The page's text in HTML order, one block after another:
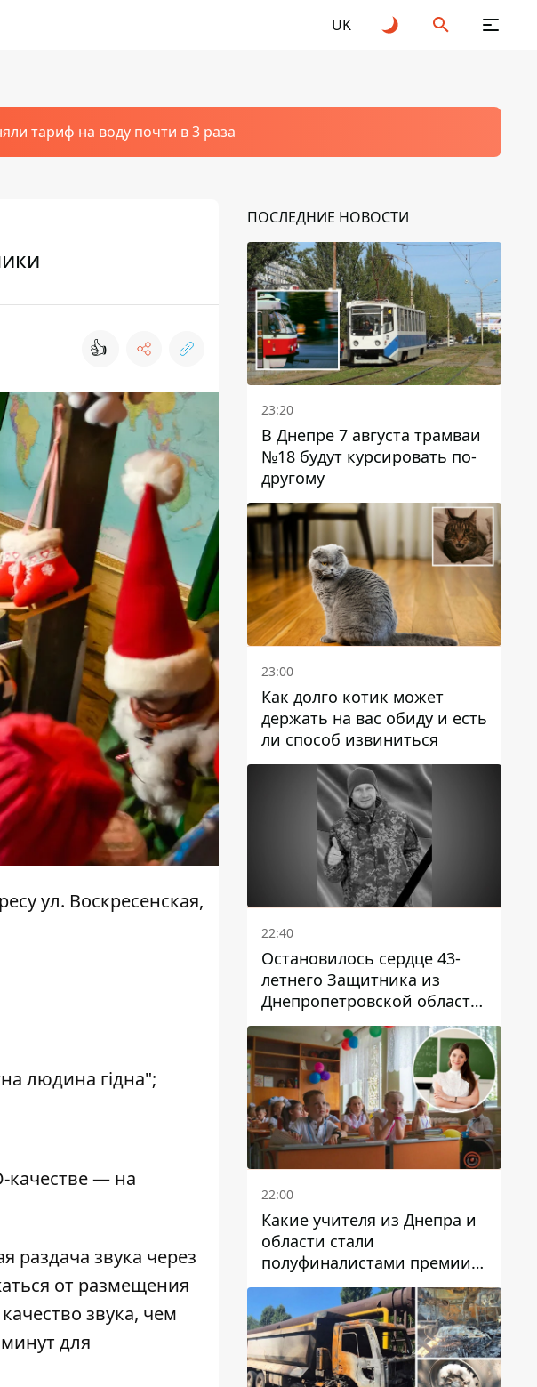
UK
тариф на воду почти в 3 раза
👍
ул. Воскресенская,
людина гідна";
качестве — на
раздача звука через
от размещения
звука, чем
для
ПОСЛЕДНИЕ НОВОСТИ
23:20
В Днепре 7 августа трамваи
№18 будут курсировать по-
другому
23:00
Как долго котик может
держать на вас обиду и есть
ли способ извиниться
22:40
Остановилось сердце 43-
летнего Защитника из
Днепропетровской области
Евгения Зинченко
22:00
Какие учителя из Днепра и
области стали
полуфиналистами премии
Global Teacher Prize Ukraine
2026